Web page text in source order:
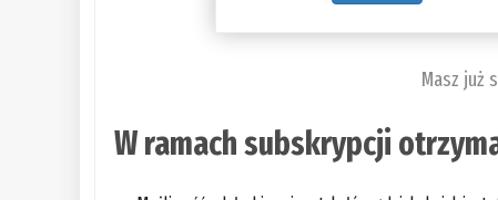
Masz już
W ramach subskrypcji